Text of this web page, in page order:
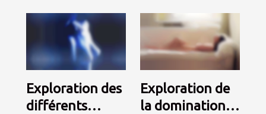
Exploration des
différents
Exploration de
la domination